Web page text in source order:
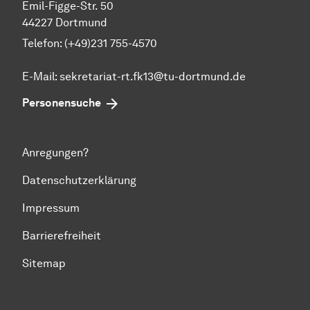
Emil-Figge-Str. 50
44227 Dortmund
Telefon: (+49)231 755-4570
E-Mail: sekretariat-rt.fk13@tu-dortmund.de
Personensuche
Anregungen?
Datenschutzerklärung
Impressum
Barrierefreiheit
Sitemap